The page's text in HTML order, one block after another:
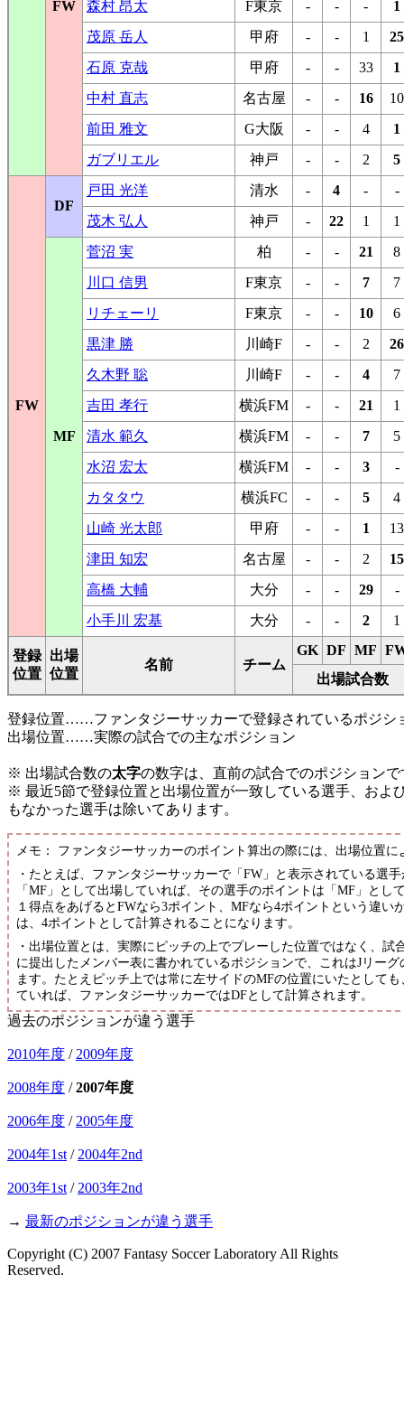
過去のポジションが違う選手
2010年度 / 2009年度
2008年度 /2007年度
2006年度 / 2005年度
2004年1st / 2004年2nd
2003年1st / 2003年2nd
→ 最新のポジションが違う選手
FW 森村 昂太 F東京 - - -
1
茂原 岳人
甲府 - - 1
25
石原 克哉
甲府 - - 33
1
中村 直志
名古屋 - - 16
10
前田 雅文
G大阪 - - 4
1
ガブリエル
神戸 - - 2 5
FW
DF
戸田 光洋 清水 - 4 -
-
茂木 弘人
神戸 - 22 1 1
MF
菅沼 実 柏 - - 21
8
川口 信男
F東京 - - 7
7
リチェーリ
F東京 - - 10
6
黒津 勝
川崎F - - 2
26
久木野 聡
川崎F - - 4
7
吉田 孝行
横浜FM - - 21
1
清水 範久
横浜FM - - 7
5
水沼 宏太
横浜FM - - 3
-
カタタウ
横浜FC - - 5
4
山崎 光太郎
甲府 - - 1
13
津田 知宏
名古屋 - - 2
15
高橋 大輔
大分 - - 29
-
小手川 宏基
大分 - - 2 1
登録
位置
出場
位置
名前 チーム
GK DF MF
出場試合数
登録位置……ファンタジーサッカーで登録されているポジシ
出場位置……実際の試合での主なポジション
※ 出場試合数の太字の数字は、直前の試合でのポジションで
※ 最近5節で登録位置と出場位置が一致している選手、およ
もなかった選手は除いてあります。
メモ： ファンタジーサッカーのポイント算出の際には、出場位置
・たとえば、ファンタジーサッカーで「FW」と表示されている選
「MF」として出場していれば、その選手のポイントは「MF」とし
１得点をあげるとFWなら3ポイント、MFなら4ポイントという違い
は、4ポイントとして計算されることになります。
・出場位置とは、実際にピッチの上でプレーした位置ではなく、試
に提出したメンバー表に書かれているポジションで、これはJリー
ます。たとえピッチ上では常に左サイドのMFの位置にいたとして
ていれば、ファンタジーサッカーではDFとして計算されます。
Copyright (C) 2007 Fantasy Soccer Laboratory All Rights
Reserved.